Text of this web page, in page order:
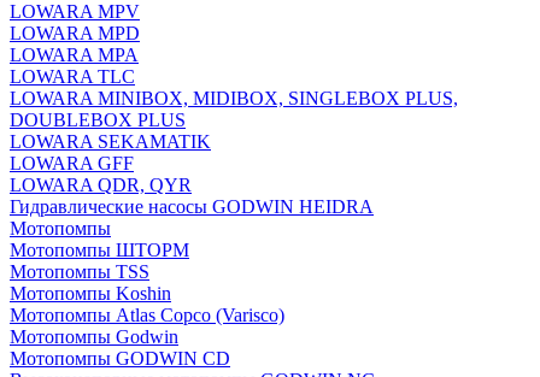
LOWARA MPV
LOWARA MPD
LOWARA MPA
LOWARA TLC
LOWARA MINIBOX, MIDIBOX, SINGLEBOX PLUS,
DOUBLEBOX PLUS
LOWARA SEKAMATIK
LOWARA GFF
LOWARA QDR, QYR
Гидравлические насосы GODWIN HEIDRA
Мотопомпы
Мотопомпы ШТОРМ
Мотопомпы TSS
Мотопомпы Koshin
Мотопомпы Atlas Copco (Varisco)
Мотопомпы Godwin
Мотопомпы GODWIN CD